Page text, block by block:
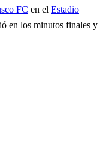
FC en el Estadio
en los minutos finales y